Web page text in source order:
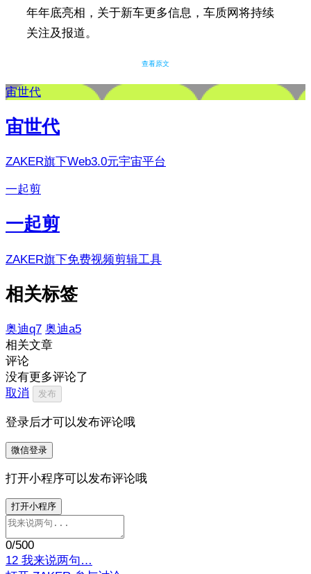
年年底亮相，关于新车更多信息，车质网将持续
关注及报道。
查看原文
宙世代
宙世代
ZAKER旗下Web3.0元宇宙平台
一起剪
一起剪
ZAKER旗下免费视频剪辑工具
相关标签
奥迪q7 奥迪a5
相关文章
评论
没有更多评论了
取消
发布
登录后才可以发布评论哦
微信登录
打开小程序可以发布评论哦
打开小程序
0/500
12 我来说两句…